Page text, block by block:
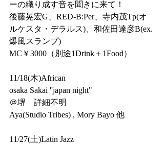
ーの織り成す音を聞きに来て！
後藤晃宏G、RED-B:Per、寺内茂Tp(オ
ルケスタ・デラルス)、和佐田達彦B(ex.
爆風スランプ)
MC￥3000（別途1Drink＋1Food）
11/18(木)African
osaka Sakai ''japan night"
＠堺　詳細不明
Aya(Studio Tribes) , Mory Bayo 他
11/27(土)Latin Jazz